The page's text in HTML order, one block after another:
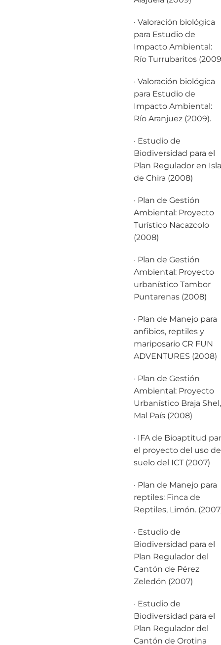
· Valoración biológica
para Estudio de
Impacto Ambiental:
Río Turrubaritos
· Valoración biológica
para Estudio de
Impacto Ambiental:
Río Aranjuez (2009).
· Estudio de
Biodiversidad para el
Plan Regulador en Isla
de Chira (2008)
· Plan de Gestión
Ambiental: Proyecto
Turístico Nacazcolo
(2008)
· Plan de Gestión
Ambiental: Proyecto
urbanístico Tambor
Puntarenas (2008)
· Plan de Manejo para
anfibios, reptiles y
mariposario CR FUN
ADVENTURES (2008)
· Plan de Gestión
Ambiental: Proyecto
Urbanístico Braja Shel,
Mal País (2008)
· IFA de Bioaptitud
el proyecto del uso de
suelo del ICT (2007)
· Plan de Manejo para
reptiles: Finca de
Reptiles, Limón.
· Estudio de
Biodiversidad para el
Plan Regulador del
Cantón de Pérez
Zeledón (2007)
· Estudio de
Biodiversidad para el
Plan Regulador del
Cantón de Orotina